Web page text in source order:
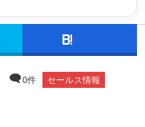
0件 セールス情報